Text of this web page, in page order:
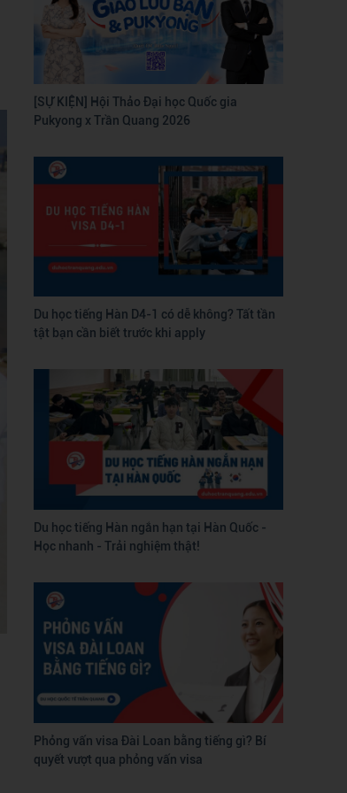
[SỰ KIỆN] Hội Thảo Đại học Quốc gia
Pukyong x Trần Quang 2026
Du học tiếng Hàn D4-1 có dễ không? Tất tần
tật bạn cần biết trước khi apply
Du học tiếng Hàn ngắn hạn tại Hàn Quốc -
Học nhanh - Trải nghiệm thật!
Phỏng vấn visa Đài Loan bằng tiếng gì? Bí
quyết vượt qua phỏng vấn visa